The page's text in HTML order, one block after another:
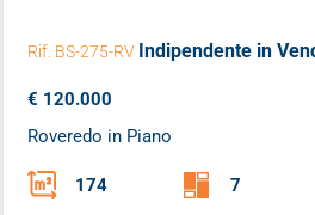
Rif. BS-275-RV Indipendente in
€ 120.000
Roveredo in Piano
174 7